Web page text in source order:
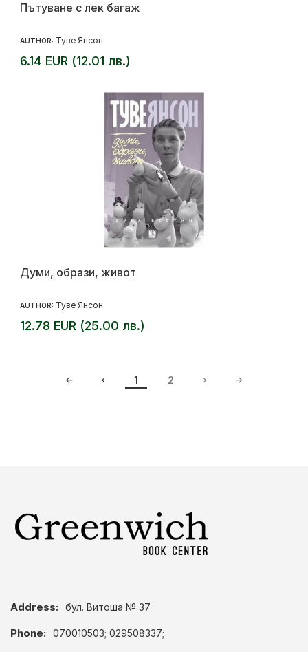
Пътуване с лек багаж
AUTHOR: Туве Янсон
6.14 EUR (12.01 лв.)
Думи, образи, живот
AUTHOR: Туве Янсон
12.78 EUR (25.00 лв.)
1 2
Address: бул. Витоша № 37
Phone: 070010503; 029508337;